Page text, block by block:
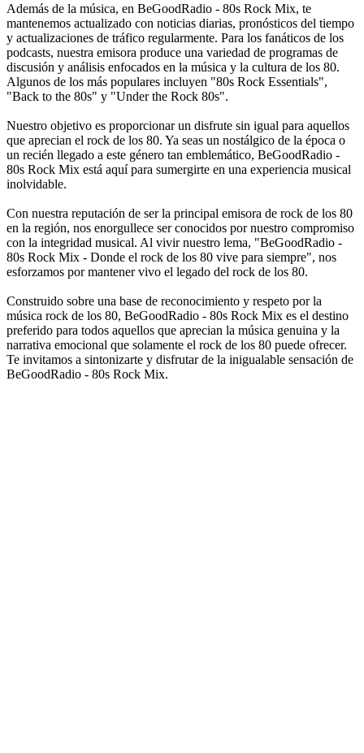
Además de la música, en BeGoodRadio - 80s Rock Mix, te
mantenemos actualizado con noticias diarias, pronósticos del tiempo
y actualizaciones de tráfico regularmente. Para los fanáticos de los
podcasts, nuestra emisora produce una variedad de programas de
discusión y análisis enfocados en la música y la cultura de los 80.
Algunos de los más populares incluyen "80s Rock Essentials",
"Back to the 80s" y "Under the Rock 80s".
Nuestro objetivo es proporcionar un disfrute sin igual para aquellos
que aprecian el rock de los 80. Ya seas un nostálgico de la época o
un recién llegado a este género tan emblemático, BeGoodRadio -
80s Rock Mix está aquí para sumergirte en una experiencia musical
inolvidable.
Con nuestra reputación de ser la principal emisora de rock de los 80
en la región, nos enorgullece ser conocidos por nuestro compromiso
con la integridad musical. Al vivir nuestro lema, "BeGoodRadio -
80s Rock Mix - Donde el rock de los 80 vive para siempre", nos
esforzamos por mantener vivo el legado del rock de los 80.
Construido sobre una base de reconocimiento y respeto por la
música rock de los 80, BeGoodRadio - 80s Rock Mix es el destino
preferido para todos aquellos que aprecian la música genuina y la
narrativa emocional que solamente el rock de los 80 puede ofrecer.
Te invitamos a sintonizarte y disfrutar de la inigualable sensación de
BeGoodRadio - 80s Rock Mix.